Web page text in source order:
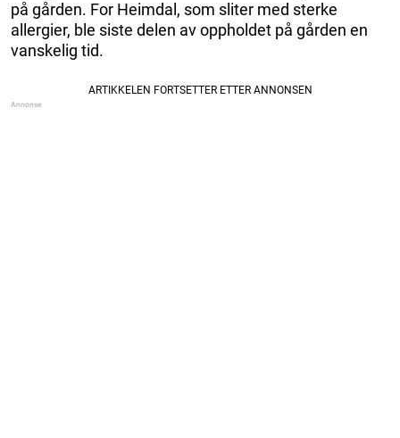
på gården. For Heimdal, som sliter med sterke
allergier, ble siste delen av oppholdet på gården en
vanskelig tid.